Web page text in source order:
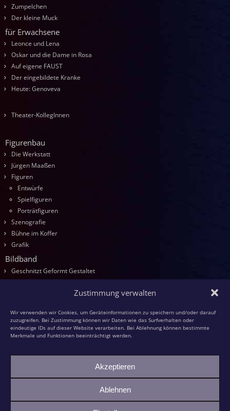
Zustimmung verwalten
Wir verwenden wir Cookies, um Geräteinformationen zu speichern und/oder darauf
zuzugreifen. Bei Zustimmung können wir Daten wie das Surfverhalten oder
eindeutige IDs auf dieser Website verarbeiten. Bei Ablehnung können bestimmte
Merkmale und Funktionen beeinträchtigt werden.
Akzeptieren
Ablehnen
Zumpelchen
Der kleine Muck
für Erwachsene
Leonce und Lena
Oskar und die Dame in Rosa
Auf eigene FAUST
Der eingebildete Kranke
Heute: Genoveva
Theater-KollegInnen
Figurenbau
Die Werkstatt
Jürgen Maaßen
Figuren
Entwürfe
Spielfiguren
Porträtfiguren
Szenografie
Bühne im Koffer
Grafik
Bildband
Geschnitzt Geformt Gestaltet
Schnitzen
Modellieren
Textilfiguren
Kasper und die grüne Großmutter